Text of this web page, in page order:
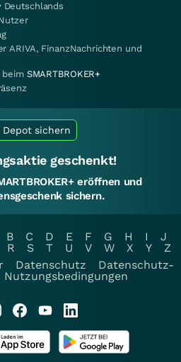
Deutschlands
ARIVA, FinanzNachrichten und
beim SMARTBROKER+
sichern
geschenkt!
eröffnen und
sichern.
B C D E F G H I
J
R S T U V W X Y
Z
Datenschutz
Datenschutz-
Nutzungsbedingungen